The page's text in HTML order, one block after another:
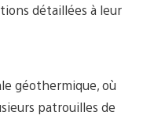
détaillées à leur
géothermique, où
patrouilles de